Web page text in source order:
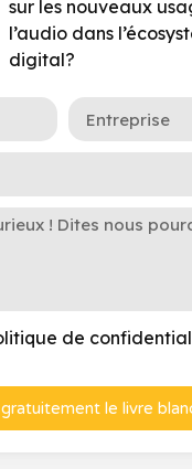
sur les nouveaux
l’audio dans
digital?
de
le livre